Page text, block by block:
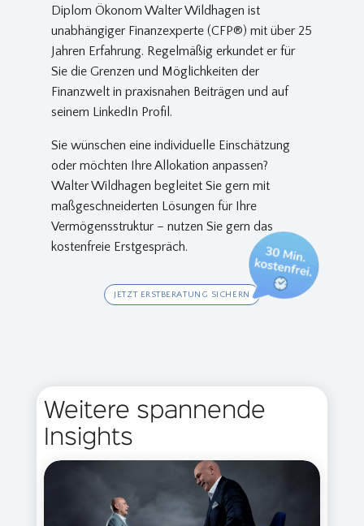
Diplom Ökonom Walter Wildhagen ist
unabhängiger Finanzexperte (CFP®) mit über 25
Jahren Erfahrung. Regelmäßig erkundet er für
Sie die Grenzen und Möglichkeiten der
Finanzwelt in praxisnahen Beiträgen und auf
seinem LinkedIn Profil.
Sie wünschen eine individuelle Einschätzung
oder möchten Ihre Allokation anpassen?
Walter Wildhagen begleitet Sie gern mit
maßgeschneiderten Lösungen für Ihre
Vermögensstruktur – nutzen Sie gern das
kostenfreie Erstgespräch.
JETZT ERSTBERATUNG SICHERN
Weitere spannende
Insights